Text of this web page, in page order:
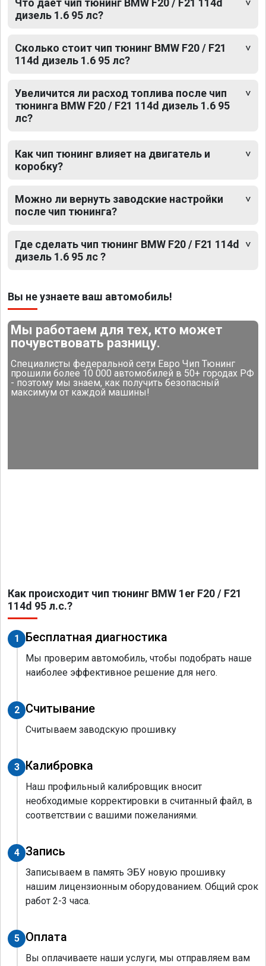
Что дает чип тюнинг BMW F20 / F21 114d
дизель 1.6 95 лс?
Сколько стоит чип тюнинг BMW F20 / F21
114d дизель 1.6 95 лс?
Увеличится ли расход топлива после чип
тюнинга BMW F20 / F21 114d дизель 1.6 95
лс?
Как чип тюнинг влияет на двигатель и
коробку?
Можно ли вернуть заводские настройки
после чип тюнинга?
Где сделать чип тюнинг BMW F20 / F21 114d
дизель 1.6 95 лс ?
Вы не узнаете ваш автомобиль!
Мы работаем для тех, кто может
почувствовать разницу.
Специалисты федеральной сети Евро Чип Тюнинг
прошили более 10 000 автомобилей в 50+ городах РФ
- поэтому мы знаем, как получить безопасный
максимум от каждой машины!
Как происходит чип тюнинг BMW 1er F20 / F21
114d 95 л.с.?
1 Бесплатная диагностика
Мы проверим автомобиль, чтобы подобрать наше
наиболее эффективное решение для него.
2 Считывание
Считываем заводскую прошивку
3 Калибровка
Наш профильный калибровщик вносит
необходимые корректировки в считанный файл, в
соответствии с вашими пожеланиями.
4 Запись
Записываем в память ЭБУ новую прошивку
нашим лицензионным оборудованием. Общий срок
работ 2-3 часа.
5 Оплата
Вы оплачиваете наши услуги, мы отправляем вам